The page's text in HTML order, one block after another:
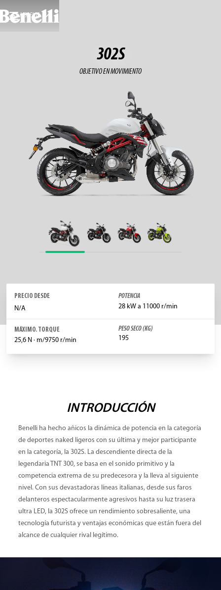
MODELOS
302S
OBJETIVO EN MOVIMIENTO
PRECIO DESDE
N/A
POTENCIA
28 kW a 11000 r/min
MÁXIMO. TORQUE
25,6 N · m/9750 r/min
PESO SECO (KG)
195
INTRODUCCIÓN
Benelli ha hecho añicos la dinámica de potencia en la categoría
de deportes naked ligeros con su última y mejor participante
en la categoría, la 302S. La descendiente directa de la
legendaria TNT 300, se basa en el sonido primitivo y la
competencia extrema de su predecesora y la lleva al siguiente
nivel. Con sus devastadoras líneas italianas, desde sus faros
delanteros espectacularmente agresivos hasta su luz trasera
ultra LED, la 302S ofrece un rendimiento sobresaliente, una
tecnología futurista y ventajas económicas que están fuera del
alcance de cualquier rival legítimo.